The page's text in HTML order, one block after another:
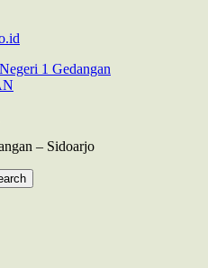
1 Gedangan
– Sidoarjo